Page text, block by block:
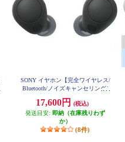
SONY イヤホン【完全ワイヤレス/
Bluetooth/ノイズキャンセリング/
ック】 WF-C700N-BZ
17,600円
(税込)
発送目安: 即納（在庫残りわず
か）
(8件)